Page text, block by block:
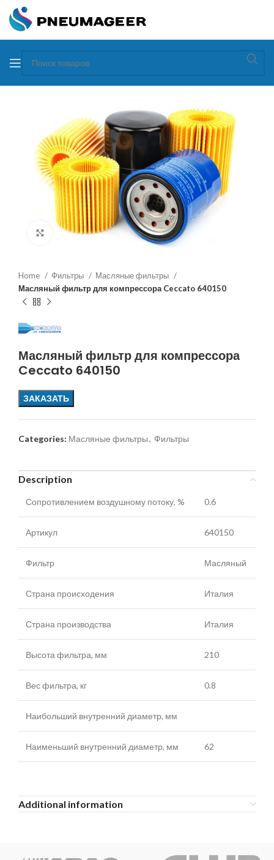
Увеличить
Home Фильтры
Масляные фильтры
Масляный фильтр для компрессора Ceccato 640150
Масляный фильтр для компрессора
Ceccato 640150
ЗАКАЗАТЬ
Categories: Масляные фильтры, Фильтры
Description
Сопротивлением воздушному потоку, % 0.6
Артикул 640150
Фильтр Масляный
Страна происходения Италия
Страна производства Италия
Высота фильтра, мм 210
Вес фильтра, кг 0.8
Наибольший внутренний диаметр, мм
Наименьший внутренний диаметр, мм 62
Additional information